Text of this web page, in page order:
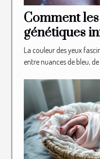
Comment
génétiques
la couleur
La couleur des yeux
entre nuances de bleu,